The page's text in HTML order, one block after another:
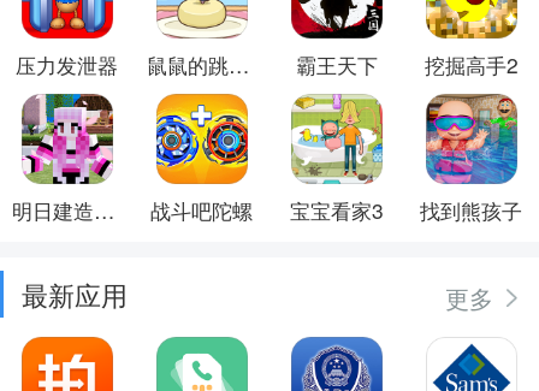
压力发泄器 鼠鼠的跳跃冒险 霸王天下 挖掘高手2
明日建造大师 战斗吧陀螺 宝宝看家3 找到熊孩子
最新应用 更多